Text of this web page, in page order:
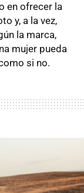
en ofrecer la
y, a la vez,
la marca,
mujer pueda
si no.